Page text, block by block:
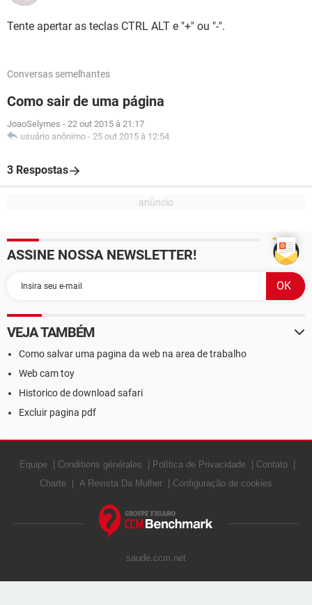
Tente apertar as teclas CTRL ALT e "+" ou "-".
Conversas semelhantes
Como sair de uma página
JoaoSelymes - 22 out 2015 à 21:17
usuário anônimo - 25 out 2015 à 12:54
3 Respostas
ASSINE NOSSA NEWSLETTER!
VEJA TAMBÉM
Como salvar uma pagina da web na area de trabalho
Web cam toy
Historico de download safari
Excluir pagina pdf
Equipe Conditions générales Política de Privacidade
Contato
Charte
A Revista Da Mulher Configuração de cookies
saude.ccm.net